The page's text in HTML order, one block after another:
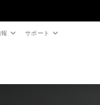
サポート